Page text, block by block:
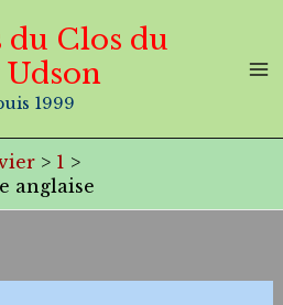
du Clos du
1999
1
anglaise